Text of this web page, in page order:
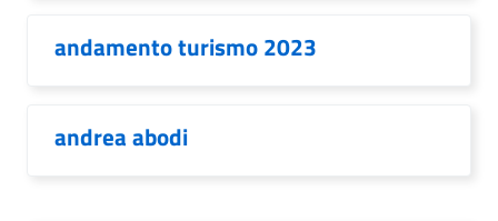
andamento turismo 2023
andrea abodi